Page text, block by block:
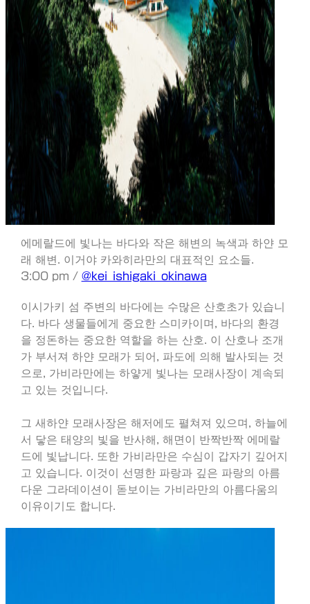
에메랄드에 빛나는 바다와 작은 해변의 녹색과 하얀 모
래 해변. 이거야 카와히라만의 대표적인 요소들.
3:00 pm / @kei_ishigaki_okinawa
이시가키 섬 주변의 바다에는 수많은 산호초가 있습니
다. 바다 생물들에게 중요한 스미카이며, 바다의 환경
을 정돈하는 중요한 역할을 하는 산호. 이 산호나 조개
가 부서져 하얀 모래가 되어, 파도에 의해 발사되는 것
으로, 가비라만에는 하얗게 빛나는 모래사장이 계속되
고 있는 것입니다.
그 새하얀 모래사장은 해저에도 펼쳐져 있으며, 하늘에
서 닿은 태양의 빛을 반사해, 해면이 반짝반짝 에메랄
드에 빛납니다. 또한 가비라만은 수심이 갑자기 깊어지
고 있습니다. 이것이 선명한 파랑과 깊은 파랑의 아름
다운 그라데이션이 돋보이는 가비라만의 아름다움의
이유이기도 합니다.